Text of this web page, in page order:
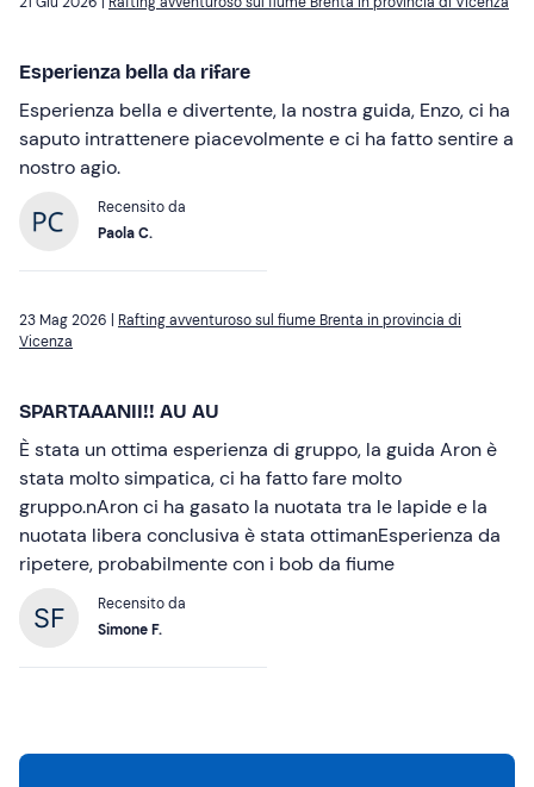
Esperienza bella da rifare
Esperienza bella e divertente, la nostra guida, Enzo, ci ha
saputo intrattenere piacevolmente e ci ha fatto sentire a
nostro agio.
Recensito da
Paola C.
23 Mag 2026 | Rafting avventuroso sul fiume Brenta in provincia di
Vicenza
SPARTAAANII!! AU AU
È stata un ottima esperienza di gruppo, la guida Aron è
stata molto simpatica, ci ha fatto fare molto
gruppo.nAron ci ha gasato la nuotata tra le lapide e la
nuotata libera conclusiva è stata ottimanEsperienza da
ripetere, probabilmente con i bob da fiume
Recensito da
Simone F.